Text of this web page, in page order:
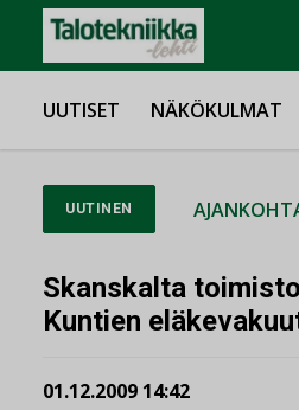
UUTISET NÄKÖKULMAT
UUTINEN
Skanskalta
Kuntien
01.12.2009 14:42